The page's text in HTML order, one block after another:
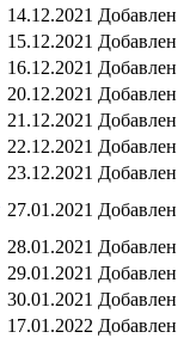
14.12.2021 Добавлен
15.12.2021 Добавлен
16.12.2021 Добавлен
20.12.2021 Добавлен
21.12.2021 Добавлен
22.12.2021 Добавлен
23.12.2021 Добавлен
27.01.2021 Добавлен
28.01.2021 Добавлен
29.01.2021 Добавлен
30.01.2021 Добавлен
17.01.2022 Добавлен